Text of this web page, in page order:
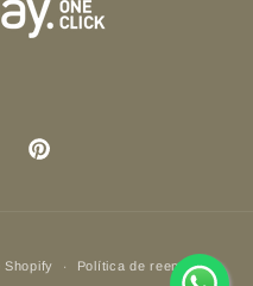
Pinterest
Shopify Política de reembolso